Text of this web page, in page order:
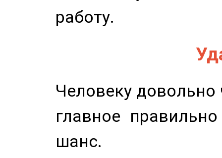
работу.
Человеку довольно
главное
шанс.